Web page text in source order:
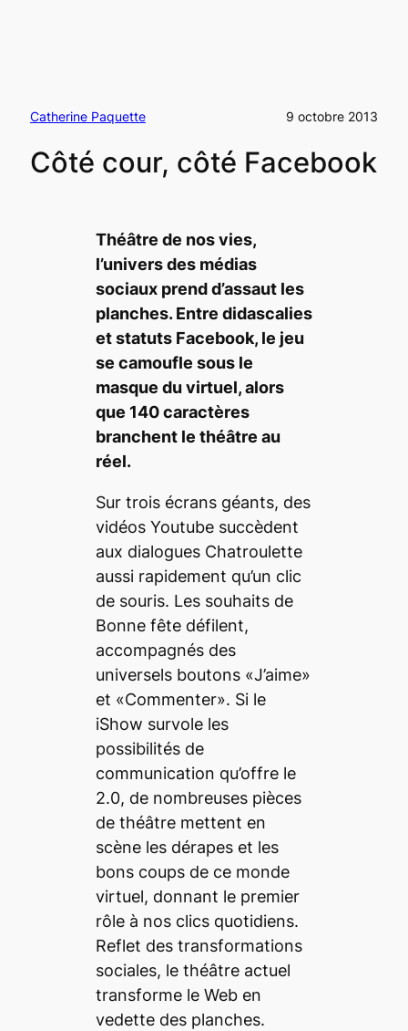
Catherine Paquette 9 octobre 2013
Côté cour, côté Facebook
Théâtre de nos vies,
l’univers des médias
sociaux prend d’assaut les
planches. Entre didascalies
et statuts Facebook, le jeu
se camoufle sous le
masque du virtuel, alors
que 140 caractères
branchent le théâtre au
réel.
Sur trois écrans géants, des
vidéos Youtube succèdent
aux dialogues Chatroulette
aussi rapidement qu’un clic
de souris. Les souhaits de
Bonne fête défilent,
accompagnés des
universels boutons «J’aime»
et «Commenter». Si le
iShow survole les
possibilités de
communication qu’offre le
2.0, de nombreuses pièces
de théâtre mettent en
scène les dérapes et les
bons coups de ce monde
virtuel, donnant le premier
rôle à nos clics quotidiens.
Reflet des transformations
sociales, le théâtre actuel
transforme le Web en
vedette des planches.